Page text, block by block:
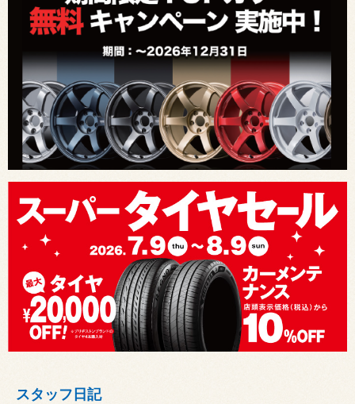
スタッフ日記